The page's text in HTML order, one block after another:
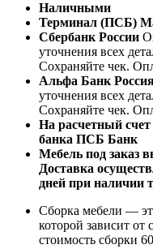
Наличными
Терминал (ПСБ)
Сбербанк России
уточнения всех
Сохраняйте чек.
Альфа Банк
уточнения всех
Сохраняйте чек.
На расчетный
банка ПСБ Банк
Мебель под заказ
Доставка
дней при наличии
Сборка мебели —
которой зависит
стоимость сборки